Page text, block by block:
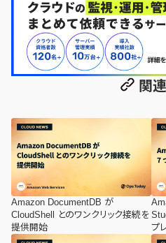
関
Amazon DocumentDB が
CloudShell とのワンクリック接続を
提供開始
プ